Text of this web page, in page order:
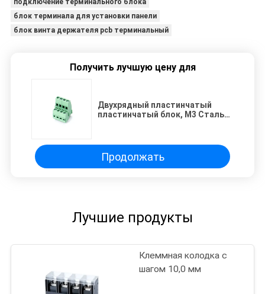
подключение терминального блока
блок терминала для установки панели
блок винта держателя pcb терминальный
Получить лучшую цену для
Двухрядный пластинчатый
пластинчатый блок, M3 Сталь
Продолжать
Лучшие продукты
Клеммная колодка с
шагом 10,0 мм